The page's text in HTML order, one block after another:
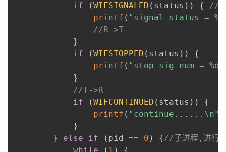
if
(WIFSIGNALED ( status ) ) {
//如
printf ( "signal status =
//R->T
}
if
(WIFSTOPPED ( status ) )
{
printf ( "stop sig num =
}
//T->R
if
(WIFCONTINUED ( status ) )
{
printf ( "continue......\n"
}
}
else if ( pid == 0 ) {//子进程,进行阻